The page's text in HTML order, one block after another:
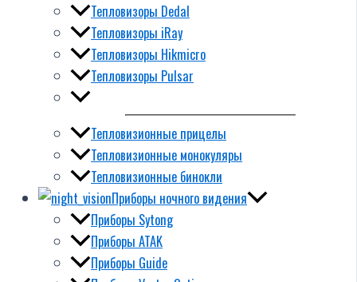
Тепловизоры Dedal
Тепловизоры iRay
Тепловизоры Hikmicro
Тепловизоры Pulsar
Тепловизионные прицелы
Тепловизионные монокуляры
Тепловизионные бинокли
Приборы ночного видения
Приборы Sytong
Приборы ATAK
Приборы Guide